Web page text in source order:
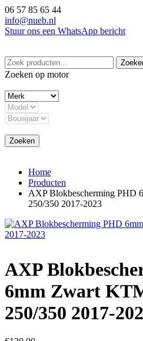
Ga
naar
de
06 57 85 65 44
info@nueb.nl
Stuur ons een WhatsApp bericht
Zoeken
naar:
Zoeken op motor
Zoeken
Home
Producten
AXP Blokbescherming PHD
250/350 2017-2023
AXP
6mm Zwart
250/350 2017-